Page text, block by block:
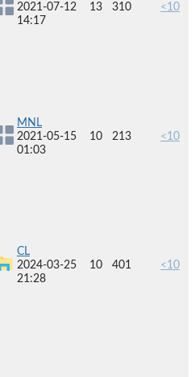
2021-07-12
14:17
13 310 <10
MNL
2021-05-15
01:03
10 213 <10
CL
2024-03-25
21:28
10 401 <10